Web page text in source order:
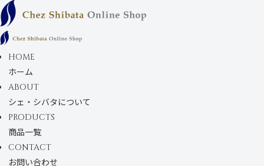
コンテンツにスキ
ップします
HOME
ホーム
ABOUT
シェ・シバタについて
PRODUCTS
商品一覧
CONTACT
お問い合わせ